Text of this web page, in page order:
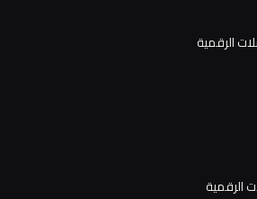
الرقمية
الرقمية